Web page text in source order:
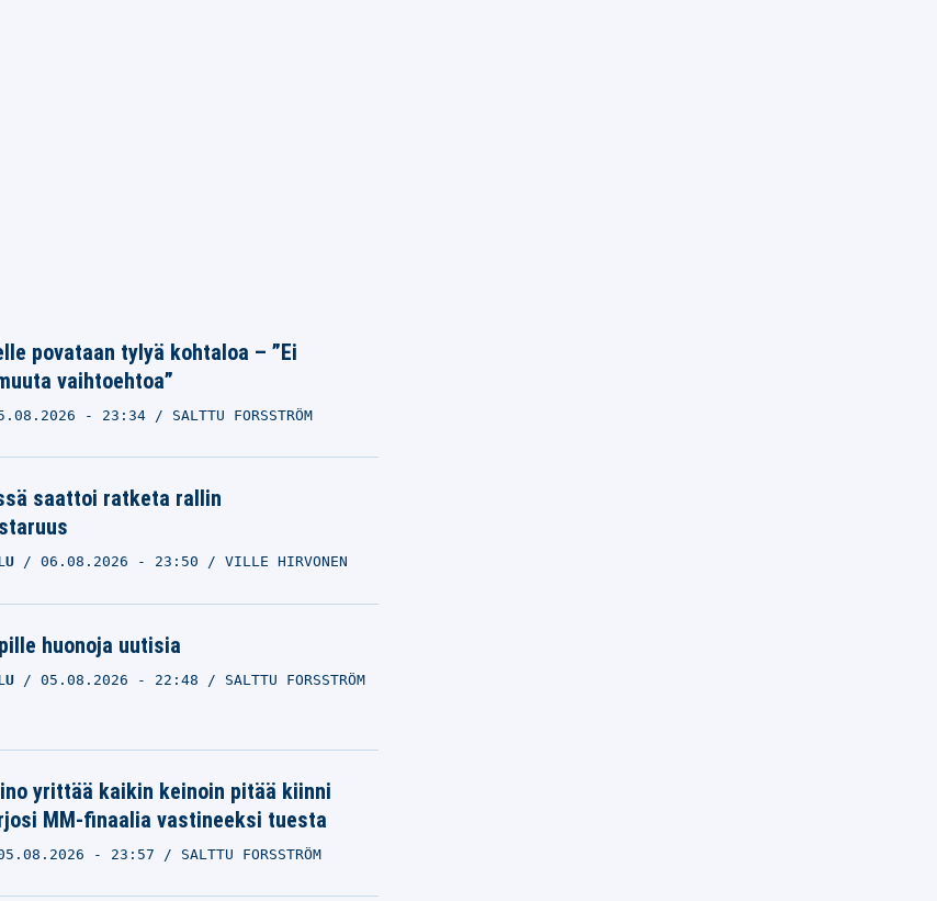
povataan tylyä kohtaloa – ”Ei
vaihtoehtoa”
- 23:34 SALTTU FORSSTRÖM
saattoi ratketa rallin
06.08.2026 - 23:50 VILLE HIRVONEN
huonoja uutisia
05.08.2026 - 22:48 SALTTU FORSSTRÖM
yrittää kaikin keinoin pitää kiinni
MM-finaalia vastineeksi tuesta
- 23:57 SALTTU FORSSTRÖM